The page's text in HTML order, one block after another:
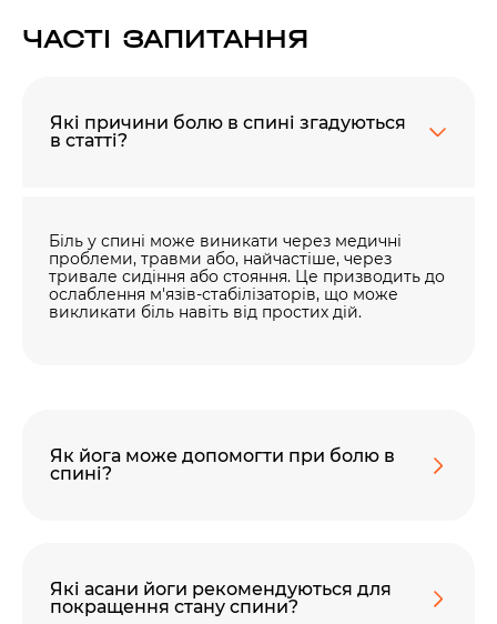
ЧАСТІ ЗАПИТАННЯ
Які причини болю в спині згадуються
в статті?
Біль у спині може виникати через медичні
проблеми, травми або, найчастіше, через
тривале сидіння або стояння. Це призводить до
ослаблення м'язів-стабілізаторів, що може
викликати біль навіть від простих дій.
Як йога може допомогти при болю в
спині?
Які асани йоги рекомендуються для
покращення стану спини?